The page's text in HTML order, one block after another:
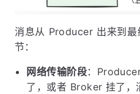
消息从 Producer 出来到最
节：
网络传输阶段：
了，或者 Broker 挂了，